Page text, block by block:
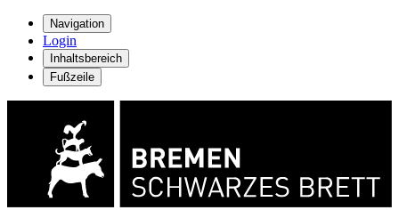
Navigation
Login
Inhaltsbereich
Fußzeile